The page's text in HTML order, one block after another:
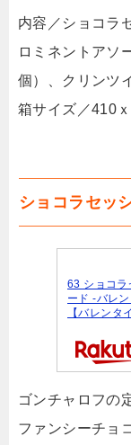
内容／ショコラ
ロミネントアソ
個）、クリンツ
箱サイズ／410
ショコラセッ
63 ショコラ
ード -バレ
【バレンタ
ゴンチャロフの
ファンシーチョ